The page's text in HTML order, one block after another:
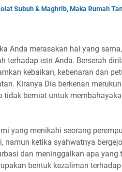
Subuh & Maghrib, Maka Rumah
Anda merasakan hal yang
terhadap istri Anda. Berserah
kebaikan, kebenaran dan
Kiranya Dia berkenan
tidak berniat untuk
yang menikahi seorang
namun ketika syahwatnya
dan meninggalkan apa yang
bentuk kezaliman